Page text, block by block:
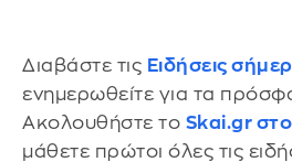
Διαβάστε τις Ειδήσεις
ενημερωθείτε για τα
Ακολουθήστε το Skai.gr
μάθετε πρώτοι όλες τις